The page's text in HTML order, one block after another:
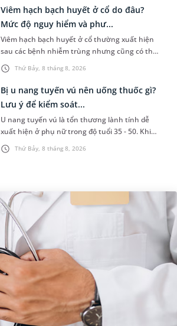
Thứ Bảy, 8 tháng 8, 2026
Viêm hạch bạch huyết ở cổ do đâu?
Mức độ nguy hiểm và phư...
Viêm hạch bạch huyết ở cổ thường xuất hiện
sau các bệnh nhiễm trùng nhưng cũng có thể
liên quan đến lao hạch hoặc ung thư. Để tìm
hiểu nguyên nhân gây viêm,...
Thứ Bảy, 8 tháng 8, 2026
Bị u nang tuyến vú nên uống thuốc gì?
Lưu ý để kiểm soát...
U nang tuyến vú là tổn thương lành tính dễ
xuất hiện ở phụ nữ trong độ tuổi 35 - 50. Khi
được chẩn đoán mắc bệnh, nhiều người
thường băn khoăn u nang tuyến v...